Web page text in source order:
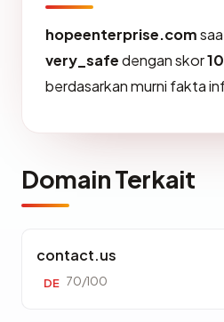
hopeenterprise.com
very_safedengan skor
berdasarkan murni fakta
Domain Terkait
contact.us
DE 70/100